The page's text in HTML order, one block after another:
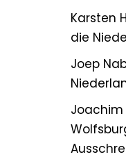
Karsten
die
Joep
Joachim